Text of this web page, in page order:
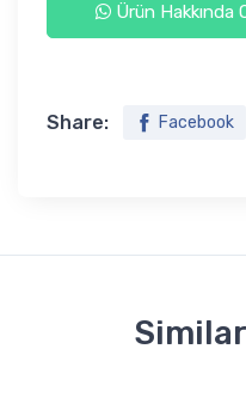
Ürün Hakkında
Share: Facebook